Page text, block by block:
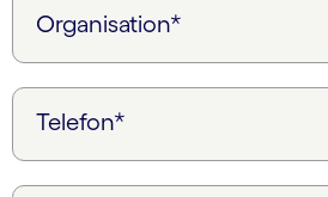
Organisation*
Telefon*